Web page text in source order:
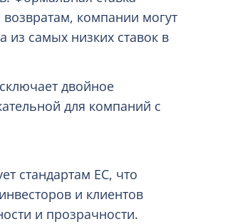
возвратам, компании могут
из самых низких ставок в
двойное
для компаний с
стандартам ЕС, что
и клиентов
и прозрачности.